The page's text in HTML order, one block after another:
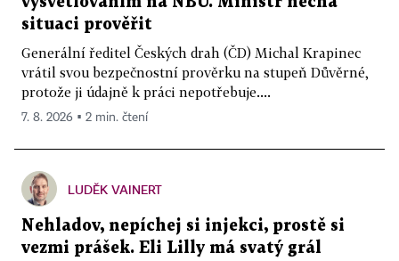
situaci prověřit
Generální ředitel Českých drah (ČD) Michal Krapinec
vrátil svou bezpečnostní prověrku na stupeň Důvěrné,
protože ji údajně k práci nepotřebuje....
7. 8. 2026 ▪ 2 min. čtení
LUDĚK VAINERT
Nehladov, nepíchej si injekci, prostě si
vezmi prášek. Eli Lilly má svatý grál